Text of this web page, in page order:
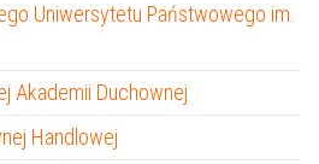
Uniwersytetu Państwowego im.
Akademii Duchownej
Handlowej